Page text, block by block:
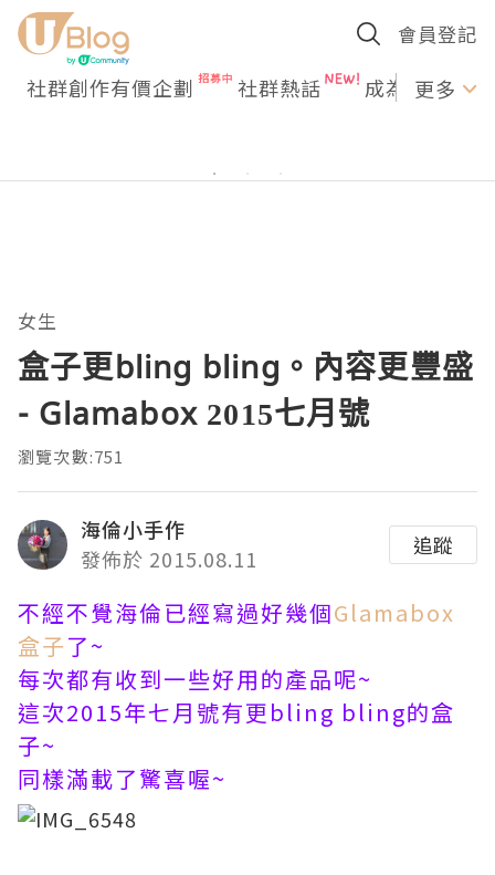
會員登記
社群創作有價企劃 社群熱話 成為U更多
女生
盒子更bling bling。內容更豐盛
- Glamabox 2015七月號
瀏覽次數:751
海倫小手作
發佈於 2015.08.11
追蹤
不經不覺海倫已經寫過好幾個Glamabox
盒子了~
每次都有收到一些好用的產品呢~
這次2015年七月號有更bling bling的盒
子~
同樣滿載了驚喜喔~